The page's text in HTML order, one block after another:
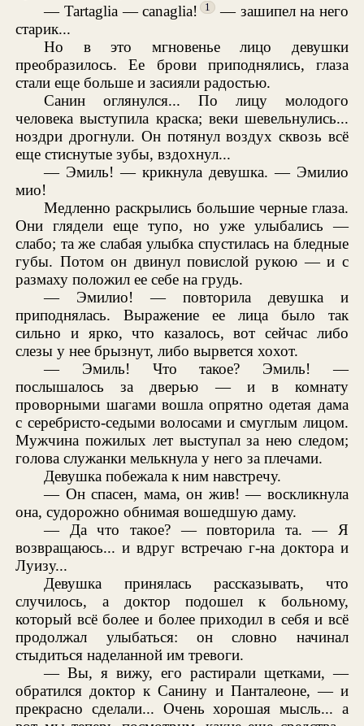
— Tartaglia — canaglia!
1
— зашипел на него
старик...
Но в это мгновенье лицо девушки
преобразилось. Ее брови приподнялись, глаза
стали еще больше и засияли радостью.
Санин оглянулся... По лицу молодого
человека выступила краска; веки шевельнулись...
ноздри дрогнули. Он потянул воздух сквозь всё
еще стиснутые зубы, вздохнул...
— Эмиль! — крикнула девушка. — Эмилио
мио!
Медленно раскрылись большие черные глаза.
Они глядели еще тупо, но уже улыбались —
слабо; та же слабая улыбка спустилась на бледные
губы. Потом он двинул повислой рукою — и с
размаху положил ее себе на грудь.
— Эмилио! — повторила девушка и
приподнялась. Выражение ее лица было так
сильно и ярко, что казалось, вот сейчас либо
слезы у нее брызнут, либо вырвется хохот.
— Эмиль! Что такое? Эмиль! —
послышалось за дверью — и в комнату
проворными шагами вошла опрятно одетая дама
с серебристо-седыми волосами и смуглым лицом.
Мужчина пожилых лет выступал за нею следом;
голова служанки мелькнула у него за плечами.
Девушка побежала к ним навстречу.
— Он спасен, мама, он жив! — воскликнула
она, судорожно обнимая вошедшую даму.
— Да что такое? — повторила та. — Я
возвращаюсь... и вдруг встречаю г-на доктора и
Луизу...
Девушка принялась рассказывать, что
случилось, а доктор подошел к больному,
который всё более и более приходил в себя и всё
продолжал улыбаться: он словно начинал
стыдиться наделанной им тревоги.
— Вы, я вижу, его растирали щетками, —
обратился доктор к Санину и Панталеоне, — и
прекрасно сделали... Очень хорошая мысль... а